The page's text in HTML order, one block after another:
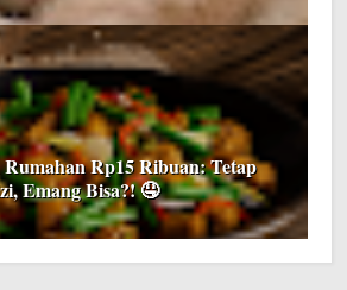
Rumahan Rp15 Ribuan: Tetap
Emang Bisa?! 🤤